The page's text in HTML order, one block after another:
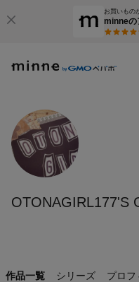
お買いもの
minneの
OTONAGIRL177'S
作品一覧 シリーズ プロフ